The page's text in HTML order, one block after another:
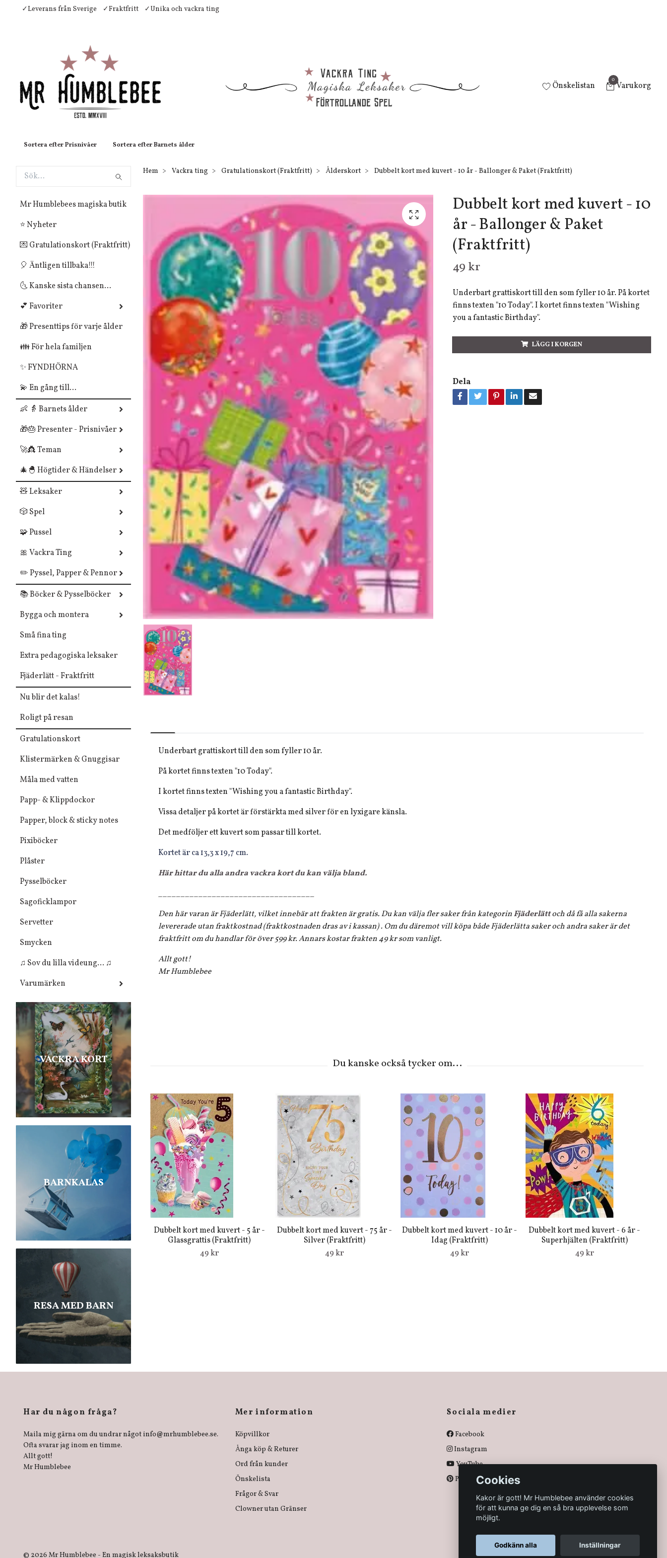
✓Leverans från Sverige ✓Fraktfritt ✓Unika och vackra ting
Önskelistan
0
Varukorg
Sortera efter Prisnivåer Sortera efter Barnets ålder
Mr Humblebees magiska butik
⭐ Nyheter
💌 Gratulationskort (Fraktfritt)
🎈 Äntligen tillbaka!!!
🌜 Kanske sista chansen...
💕 Favoriter
🎁 Presenttips för varje ålder
👪 För hela familjen
✨ FYNDHÖRNA
💫 En gång till...
👶 👵 Barnets ålder
🎁🎂 Presenter - Prisnivåer
🚀👸 Teman
🎄🐣 Högtider & Händelser
🧸 Leksaker
🎲 Spel
🧩 Pussel
🎀 Vackra Ting
✏️ Pyssel, Papper & Pennor
📚 Böcker & Pysselböcker
Bygga och montera
Små fina ting
Extra pedagogiska leksaker
Fjäderlätt - Fraktfritt
Nu blir det kalas!
Roligt på resan
Gratulationskort
Klistermärken & Gnuggisar
Måla med vatten
Papp- & Klippdockor
Papper, block & sticky notes
Pixiböcker
Plåster
Pysselböcker
Sagoficklampor
Servetter
Smycken
♫ Sov du lilla videung... ♫
Varumärken
VACKRA KORT
BARNKALAS
RESA MED BARN
Hem Vackra ting Gratulationskort (Fraktfritt) Ålderskort Dubbelt kort med kuvert - 10 år - Ballonger & Paket (Fraktfritt)
Dubbelt kort med kuvert - 10
år - Ballonger & Paket
(Fraktfritt)
49 kr
Underbart grattiskort till den som fyller 10 år. På kortet
finns texten "10 Today". I kortet finns texten "Wishing
you a fantastic Birthday".
LÄGG I KORGEN
Dela
Underbart grattiskort till den som fyller 10 år.
På kortet finns texten "10 Today".
I kortet finns texten "Wishing you a fantastic Birthday".
Vissa detaljer på kortet är förstärkta med silver för en lyxigare känsla.
Det medföljer ett kuvert som passar till kortet.
Kortet är ca 13,3 x 19,7 cm.
Här hittar du alla andra vackra kort du kan välja bland.
___________________________________
Den här varan är Fjäderlätt, vilket innebär att frakten är gratis. Du kan välja fler saker från kategorinFjäderlättoch då få alla sakerna
levererade utan fraktkostnad (fraktkostnaden dras av i kassan) . Om du däremot vill köpa både Fjäderlätta saker och andra saker är det
fraktfritt om du handlar för över 599 kr. Annars kostar frakten 49 kr som vanligt.
Allt gott!
Mr Humblebee
Dubbelt kort med kuvert - 5 år -
Glassgrattis (Fraktfritt)
49 kr
Dubbelt kort med kuvert - 75 år -
Silver (Fraktfritt)
49 kr
Dubbelt kort med kuvert - 10 år -
Idag (Fraktfritt)
49 kr
Dubbelt kort med kuvert - 6 år -
Superhjälten (Fraktfritt)
49 kr
Har du någon fråga?
Maila mig gärna om du undrar något info@mrhumblebee.se.
Ofta svarar jag inom en timme.
Allt gott!
Mr Humblebee
Mer information
Köpvillkor
Ånga köp & Returer
Ord från kunder
Önskelista
Frågor & Svar
Clowner utan Gränser
Sociala medier
Facebook
Instagram
YouTube
Pinterest
© 2026 Mr Humblebee - En magisk leksaksbutik
Cookies
Kakor är gott! Mr Humblebee använder cookies
för att kunna ge dig en så bra upplevelse som
möjligt.
Godkänn alla Inställningar